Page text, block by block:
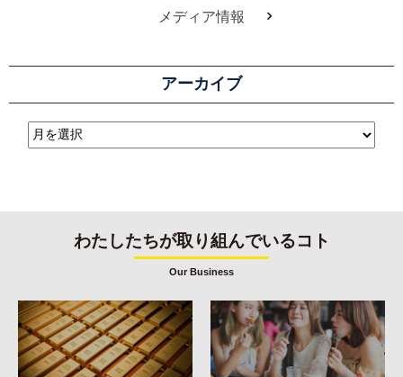
メディア情報
アーカイブ
わたしたちが取り組んでいるコト
Our Business